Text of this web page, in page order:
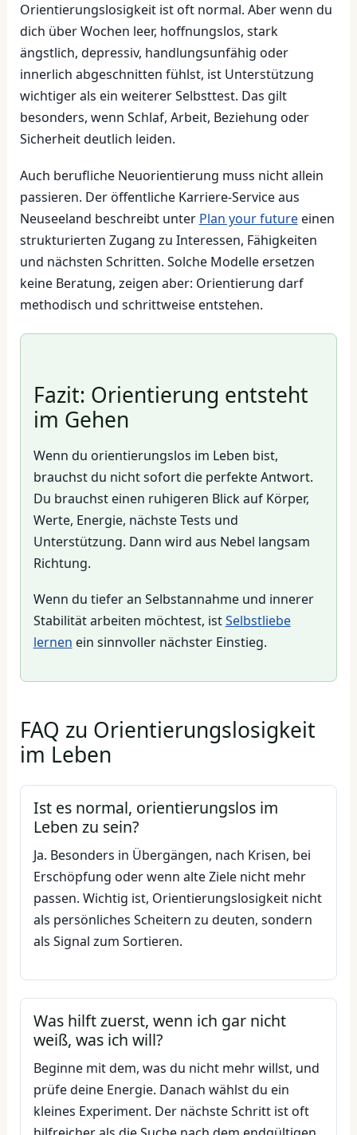
Orientierungslosigkeit ist oft normal. Aber wenn du
dich über Wochen leer, hoffnungslos, stark
ängstlich, depressiv, handlungsunfähig oder
innerlich abgeschnitten fühlst, ist Unterstützung
wichtiger als ein weiterer Selbsttest. Das gilt
besonders, wenn Schlaf, Arbeit, Beziehung oder
Sicherheit deutlich leiden.
Auch berufliche Neuorientierung muss nicht allein
passieren. Der öffentliche Karriere-Service aus
Neuseeland beschreibt unter Plan your futureeinen
strukturierten Zugang zu Interessen, Fähigkeiten
und nächsten Schritten. Solche Modelle ersetzen
keine Beratung, zeigen aber: Orientierung darf
methodisch und schrittweise entstehen.
Fazit: Orientierung entsteht
im Gehen
Wenn du orientierungslos im Leben bist,
brauchst du nicht sofort die perfekte Antwort.
Du brauchst einen ruhigeren Blick auf Körper,
Werte, Energie, nächste Tests und
Unterstützung. Dann wird aus Nebel langsam
Richtung.
Wenn du tiefer an Selbstannahme und innerer
Stabilität arbeiten möchtest, istSelbstliebe
lernen ein sinnvoller nächster Einstieg.
FAQ zu Orientierungslosigkeit
im Leben
Ist es normal, orientierungslos im
Leben zu sein?
Ja. Besonders in Übergängen, nach Krisen, bei
Erschöpfung oder wenn alte Ziele nicht mehr
passen. Wichtig ist, Orientierungslosigkeit nicht
als persönliches Scheitern zu deuten, sondern
als Signal zum Sortieren.
Was hilft zuerst, wenn ich gar nicht
weiß, was ich will?
Beginne mit dem, was du nicht mehr willst, und
prüfe deine Energie. Danach wählst du ein
kleines Experiment. Der nächste Schritt ist oft